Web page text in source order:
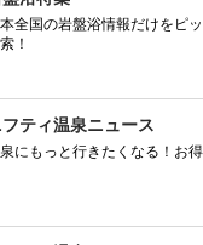
全国の岩盤浴情報だけをピ
！
フティ温泉ニュース
にもっと行きたくなる！お